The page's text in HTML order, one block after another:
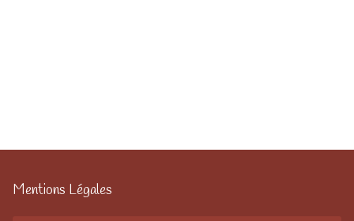
Mentions Légales